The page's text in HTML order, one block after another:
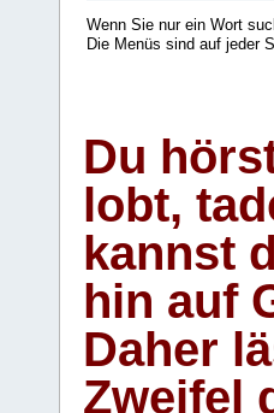
Wenn Sie nur ein Wort
Die Menüs sind auf jeder
Du
lobt,
kannst
hin auf
Daher
Zweifel